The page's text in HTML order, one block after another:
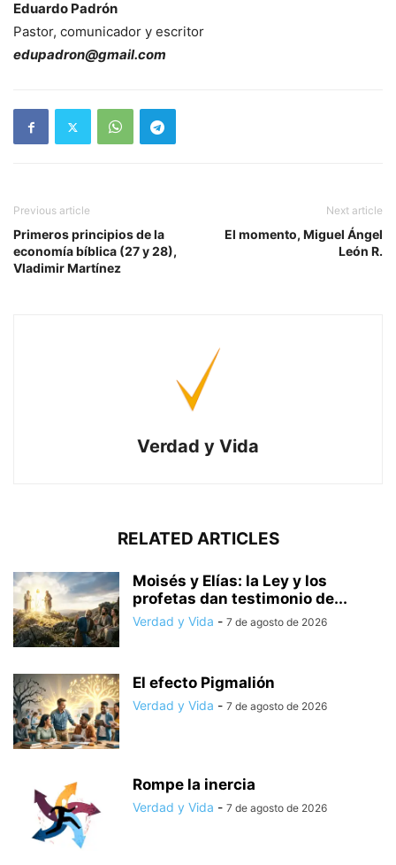
Eduardo Padrón
Pastor, comunicador y escritor
edupadron@gmail.com
Previous article
Primeros principios de la
economía bíblica (27 y 28),
Vladimir Martínez
Next article
El momento, Miguel Ángel
León R.
Verdad y Vida
RELATED ARTICLES
Moisés y Elías: la Ley y los
profetas dan testimonio de...
Verdad y Vida - 7 de agosto de 2026
El efecto Pigmalión
Verdad y Vida - 7 de agosto de 2026
Rompe la inercia
Verdad y Vida - 7 de agosto de 2026